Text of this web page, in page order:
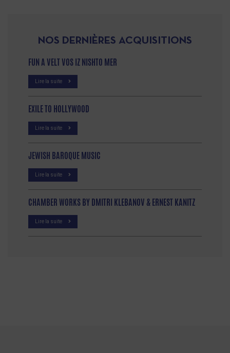
NOS DERNIÈRES ACQUISITIONS
FUN A VELT VOS IZ NISHTO MER
Lire la suite
EXILE TO HOLLYWOOD
Lire la suite
JEWISH BAROQUE MUSIC
Lire la suite
CHAMBER WORKS BY DMITRI KLEBANOV & ERNEST KANITZ
Lire la suite